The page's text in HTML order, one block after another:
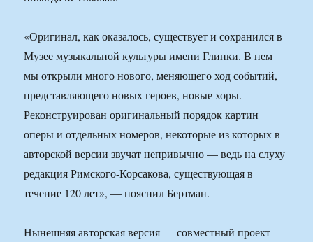
«Оригинал, как оказалось, существует и сохранился в
Музее музыкальной культуры имени Глинки. В нем
мы открыли много нового, меняющего ход событий,
представляющего новых героев, новые хоры.
Реконструирован оригинальный порядок картин
оперы и отдельных номеров, некоторые из которых в
авторской версии звучат непривычно — ведь на слуху
редакция Римского-Корсакова, существующая в
течение 120 лет», — пояснил Бертман.
Нынешняя авторская версия — совместный проект